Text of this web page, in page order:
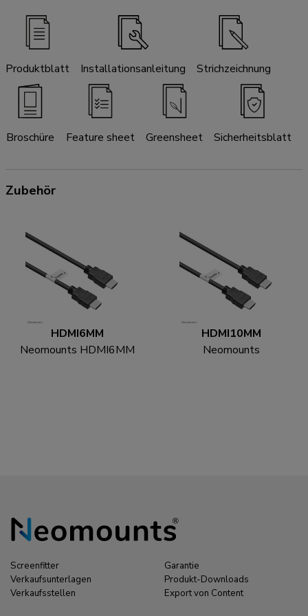
Produktblatt Installationsanleitung Strichzeichnung
Broschüre Feature sheet Greensheet Sicherheitsblatt
Zubehör
HDMI6MM
Neomounts HDMI6MM
HDMI10MM
Neomounts
Screenfitter
Verkaufsunterlagen
Verkaufsstellen
Garantie
Produkt-Downloads
Export von Content